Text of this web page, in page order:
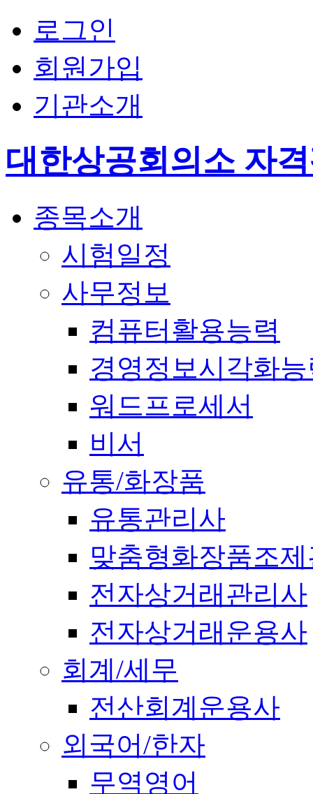
로그인
회원가입
기관소개
대한상공회의소 자
종목소개
시험일정
사무정보
컴퓨터활용능력
경영정보시각화
워드프로세서
비서
유통/화장품
유통관리사
맞춤형화장품조
전자상거래관리사
전자상거래운용사
회계/세무
전산회계운용사
외국어/한자
무역영어